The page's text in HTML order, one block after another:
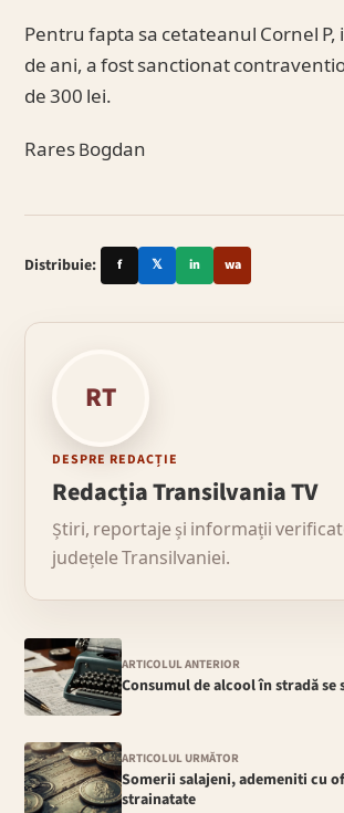
Pentru fapta sa cetateanul Cornel P,
de ani, a fost sanctionat
de 300 lei.
Rares Bogdan
Distribuie: f 𝕏 in wa
RT
DESPRE REDACȚIE
Redacția Transilvania TV
Știri, reportaje și informații
județele Transilvaniei.
ARTICOLUL ANTERIOR
Consumul de alcool în stradă se
ARTICOLUL URMĂTOR
Somerii salajeni, ademeniti cu
strainatate